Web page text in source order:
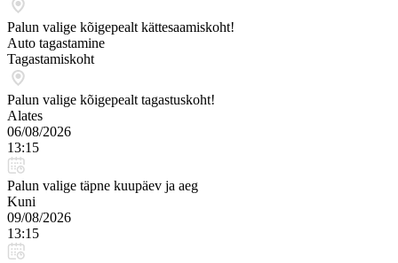
Palun valige kõigepealt kättesaamiskoht!
Auto tagastamine
Tagastamiskoht
Palun valige kõigepealt tagastuskoht!
Alates
06/08/2026
13:15
Palun valige täpne kuupäev ja aeg
Kuni
09/08/2026
13:15